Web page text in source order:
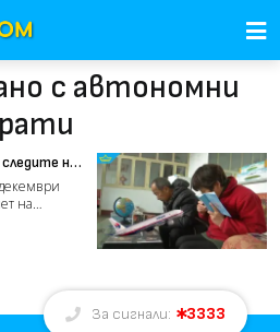
с автономни
на
на
За сигнали: 3333